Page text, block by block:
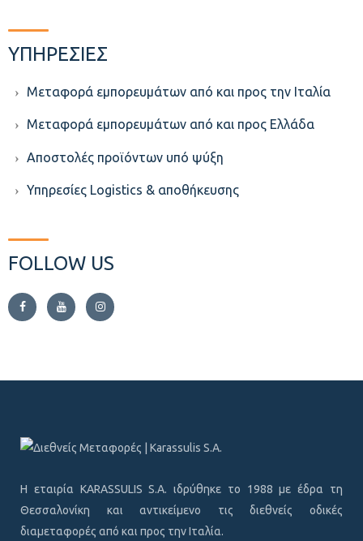
ΥΠΗΡΕΣΙΕΣ
Μεταφορά εμπορευμάτων από και προς την Ιταλία
Μεταφορά εμπορευμάτων από και προς Ελλάδα
Aποστολές προϊόντων υπό ψύξη
Υπηρεσίες Logistics & αποθήκευσης
FOLLOW US
Η εταιρία KARASSULIS S.A. ιδρύθηκε το 1988 με έδρα τη
Θεσσαλονίκη και αντικείμενο τις διεθνείς οδικές
διαμεταφορές από και προς την Ιταλία.